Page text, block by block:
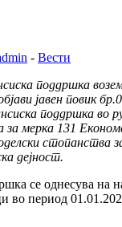
- Вести
поддршка
јавен повик
поддршка во
за мерка 131
стопанства
дејност.
се однесува на
во период